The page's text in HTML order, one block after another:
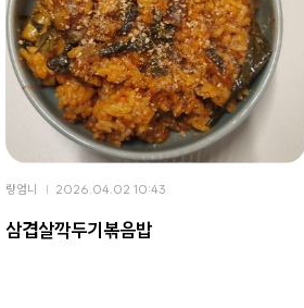
랑엄니 2026.04.02 10:43
삼겹살깍두기볶음밥